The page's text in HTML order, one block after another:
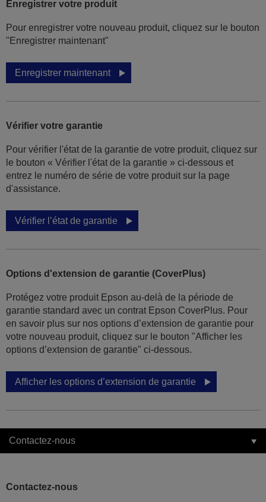
Enregistrer votre produit
Pour enregistrer votre nouveau produit, cliquez sur le bouton
"Enregistrer maintenant"
Enregistrer maintenant
Vérifier votre garantie
Pour vérifier l'état de la garantie de votre produit, cliquez sur
le bouton « Vérifier l'état de la garantie » ci-dessous et
entrez le numéro de série de votre produit sur la page
d'assistance.
Vérifier l’état de garantie
Options d'extension de garantie (CoverPlus)
Protégez votre produit Epson au-delà de la période de
garantie standard avec un contrat Epson CoverPlus. Pour
en savoir plus sur nos options d’extension de garantie pour
votre nouveau produit, cliquez sur le bouton "Afficher les
options d’extension de garantie" ci-dessous.
Afficher les options d’extension de garantie
Contactez-nous
Contactez-nous